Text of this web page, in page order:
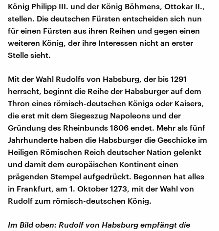
König Philipp III. und der König Böhmens, Ottokar II.,
stellen. Die deutschen Fürsten entscheiden sich nun
für einen Fürsten aus ihren Reihen und gegen einen
weiteren König, der ihre Interessen nicht an erster
Stelle sieht.
Mit der Wahl Rudolfs von Habsburg, der bis 1291
herrscht, beginnt die Reihe der Habsburger auf dem
Thron eines römisch-deutschen Königs oder Kaisers,
die erst mit dem Siegeszug Napoleons und der
Gründung des Rheinbunds 1806 endet. Mehr als fünf
Jahrhunderte haben die Habsburger die Geschicke im
Heiligen Römischen Reich deutscher Nation gelenkt
und damit dem europäischen Kontinent einen
prägenden Stempel aufgedrückt. Begonnen hat alles
in Frankfurt, am 1. Oktober 1273, mit der Wahl von
Rudolf zum römisch-deutschen König.
Im Bild oben: Rudolf von Habsburg empfängt die